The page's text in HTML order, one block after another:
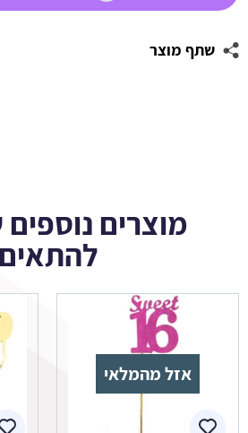
זהב
שתף מוצר
מוצרים נוספים
להתאים
אזל מהמלאי